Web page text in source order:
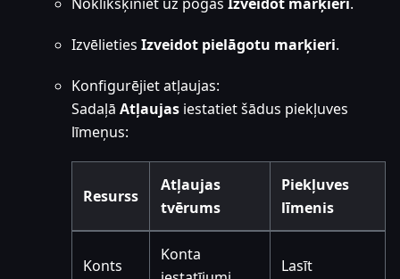
Noklikšķiniet uz pogas Izveidot marķieri.
Izvēlieties Izveidot pielāgotu marķieri.
Konfigurējiet atļaujas:
Sadaļā Atļaujas iestatiet šādus piekļuves
līmeņus:
Resurss
Atļaujas
tvērums
Piekļuves
līmenis
Konts
Konta
Lasīt